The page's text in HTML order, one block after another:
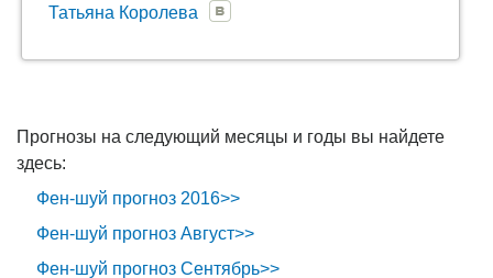
Татьяна Королева
Прогнозы на следующий месяцы и годы вы найдете
здесь:
Фен-шуй прогноз 2016>>
Фен-шуй прогноз Август>>
Фен-шуй прогноз Сентябрь>>